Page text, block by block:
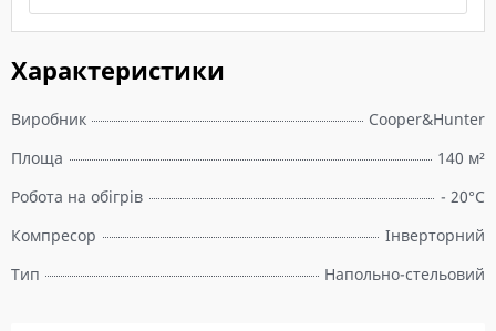
Характеристики
Виробник
Cooper&Hunter
Площа
140 м²
Робота на обігрів
- 20°C
Компресор
Інверторний
Тип
Напольно-стельовий